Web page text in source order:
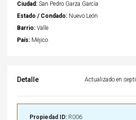
Ciudad: San Pedro Garza García
Estado / Condado: Nuevo León
Barrio: Valle
País: Méjico
Detalle Actualizado en
Propiedad ID: R006